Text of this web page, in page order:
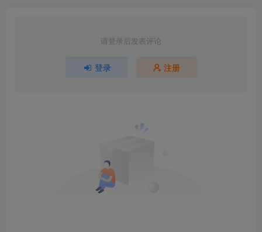
请登录后发表评论
登录 注册